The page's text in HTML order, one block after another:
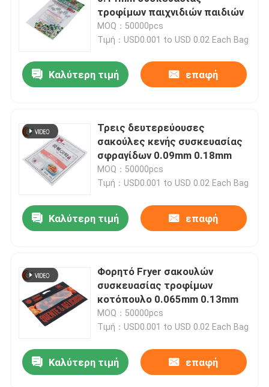
Ταινία VMCPP
ευέλικτη σακούλα συσκευασίας
τροφίμων παιχνιδιών παιδιών
MOQ：50000pcs
Τιμή：USD0.001 to USD 0.02 Each Bag
Καλύτερη τιμή επαφή
Τρεις δευτερεύουσες
σακούλες κενής συσκευασίας
σφραγίδων 0.09mm 0.18mm
MOQ：50000pcs
Τιμή：USD0.001 to USD 0.02 Each Bag
Καλύτερη τιμή επαφή
Φορητό Fryer σακουλών
συσκευασίας τροφίμων
κοτόπουλο 0.065mm 0.13mm
MOQ：50000pcs
Τιμή：USD0.001 to USD 0.02 Each Bag
Καλύτερη τιμή επαφή